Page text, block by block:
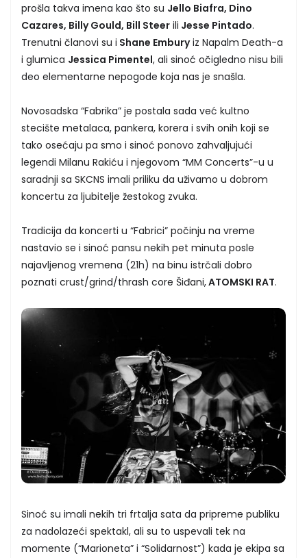
prošla takva imena kao što su Jello Biafra, Dino
Cazares, Billy Gould, Bill Steer ili Jesse Pintado.
Trenutni članovi su i Shane Emburyiz Napalm Death-a
i glumica Jessica Pimentel, ali sinoć očigledno nisu bili
deo elementarne nepogode koja nas je snašla.
Novosadska “Fabrika” je postala sada već kultno
stecište metalaca, pankera, korera i svih onih koji se
tako osećaju pa smo i sinoć ponovo zahvaljujući
legendi Milanu Rakiću i njegovom “MM Concerts”-u u
saradnji sa SKCNS imali priliku da uživamo u dobrom
koncertu za ljubitelje žestokog zvuka.
Tradicija da koncerti u “Fabrici” počinju na vreme
nastavio se i sinoć pansu nekih pet minuta posle
najavljenog vremena (21h) na binu istrčali dobro
poznati crust/grind/thrash core Šiđani,ATOMSKI RAT.
Sinoć su imali nekih tri frtalja sata da pripreme publiku
za nadolazeći spektakl, ali su to uspevali tek na
momente (“Marioneta” i “Solidarnost”) kada je ekipa sa